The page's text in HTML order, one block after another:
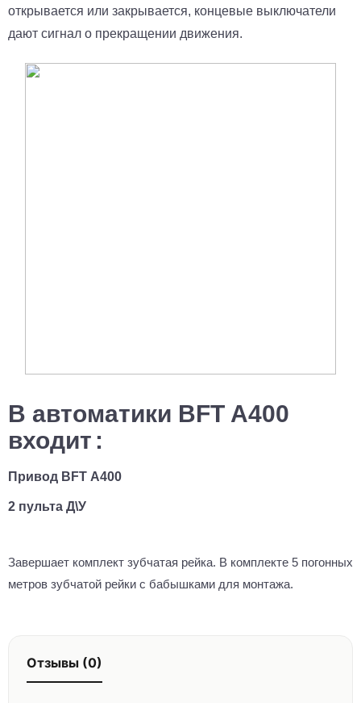
открывается или закрывается, концевые выключатели
дают сигнал о прекращении движения.
В автоматики BFT A400
входит :
Привод BFT А400
2 пульта Д\У
Завершает комплект зубчатая рейка. В комплекте 5 погонных
метров зубчатой рейки с бабышками для монтажа.
Отзывы (0)